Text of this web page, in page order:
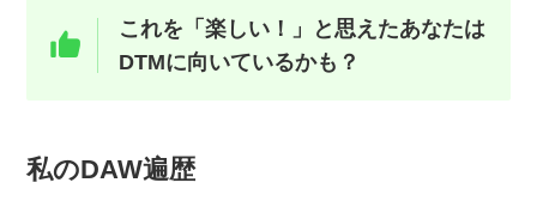
これを「楽しい！」と思えたあなたは
DTMに向いているかも？
私のDAW遍歴